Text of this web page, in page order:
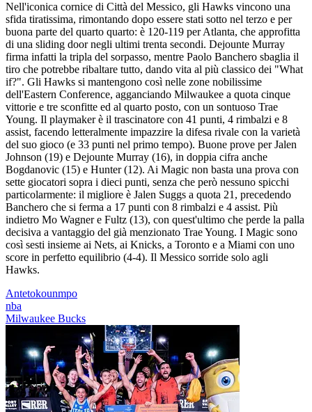
Nell'iconica cornice di Città del Messico, gli Hawks vincono una
sfida tiratissima, rimontando dopo essere stati sotto nel terzo e per
buona parte del quarto quarto: è 120-119 per Atlanta, che approfitta
di una sliding door negli ultimi trenta secondi. Dejounte Murray
firma infatti la tripla del sorpasso, mentre Paolo Banchero sbaglia il
tiro che potrebbe ribaltare tutto, dando vita al più classico dei "What
if?". Gli Hawks si mantengono così nelle zone nobilissime
dell'Eastern Conference, agganciando Milwaukee a quota cinque
vittorie e tre sconfitte ed al quarto posto, con un sontuoso Trae
Young. Il playmaker è il trascinatore con 41 punti, 4 rimbalzi e 8
assist, facendo letteralmente impazzire la difesa rivale con la varietà
del suo gioco (e 33 punti nel primo tempo). Buone prove per Jalen
Johnson (19) e Dejounte Murray (16), in doppia cifra anche
Bogdanovic (15) e Hunter (12). Ai Magic non basta una prova con
sette giocatori sopra i dieci punti, senza che però nessuno spicchi
particolarmente: il migliore è Jalen Suggs a quota 21, precedendo
Banchero che si ferma a 17 punti con 8 rimbalzi e 4 assist. Più
indietro Mo Wagner e Fultz (13), con quest'ultimo che perde la palla
decisiva a vantaggio del già menzionato Trae Young. I Magic sono
così sesti insieme ai Nets, ai Knicks, a Toronto e a Miami con uno
score in perfetto equilibrio (4-4). Il Messico sorride solo agli
Hawks.
Antetokounmpo
nba
Milwaukee Bucks